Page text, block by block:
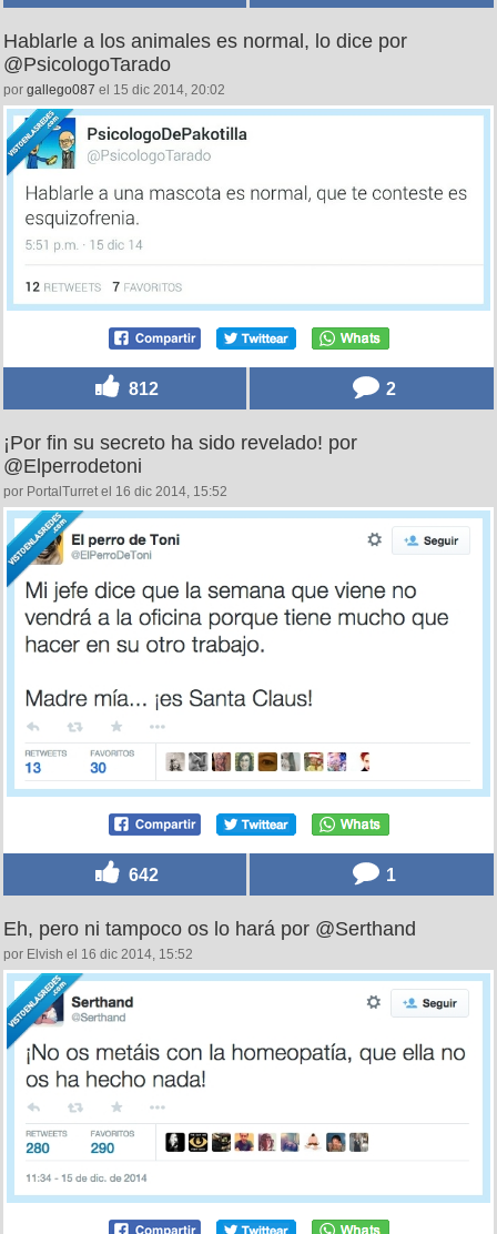
Hablarle a los animales es normal, lo dice por
@PsicologoTarado
por gallego087 el 15 dic 2014, 20:02
812 2
¡Por fin su secreto ha sido revelado! por
@Elperrodetoni
por PortalTurret el 16 dic 2014, 15:52
642 1
Eh, pero ni tampoco os lo hará por @Serthand
por Elvish el 16 dic 2014, 15:52